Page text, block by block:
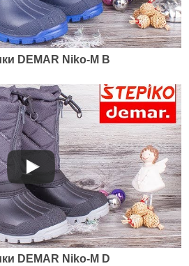
DEMAR Niko-M B
DEMAR Niko-M D